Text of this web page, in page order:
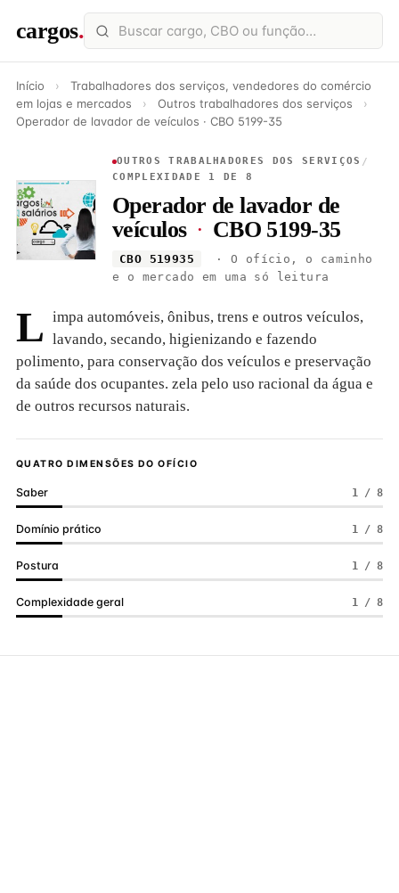
cargos.
Início ›
Trabalhadores dos serviços, vendedores do comércio
em lojas e mercados
› Outros trabalhadores dos serviços
›
Operador de lavador de veículos · CBO 5199-35
OUTROS TRABALHADORES DOS SERVIÇOS /
COMPLEXIDADE 1 DE 8
Operador de lavador de
veículos · CBO 5199-35
CBO 519935
· O ofício, o caminho
e o mercado em uma só leitura
L impa automóveis, ônibus, trens e outros veículos,
lavando, secando, higienizando e fazendo
polimento, para conservação dos veículos e preservação
da saúde dos ocupantes. zela pelo uso racional da água e
de outros recursos naturais.
QUATRO DIMENSÕES DO OFÍCIO
Saber 1 / 8
Domínio prático 1 / 8
Postura 1 / 8
Complexidade geral 1 / 8